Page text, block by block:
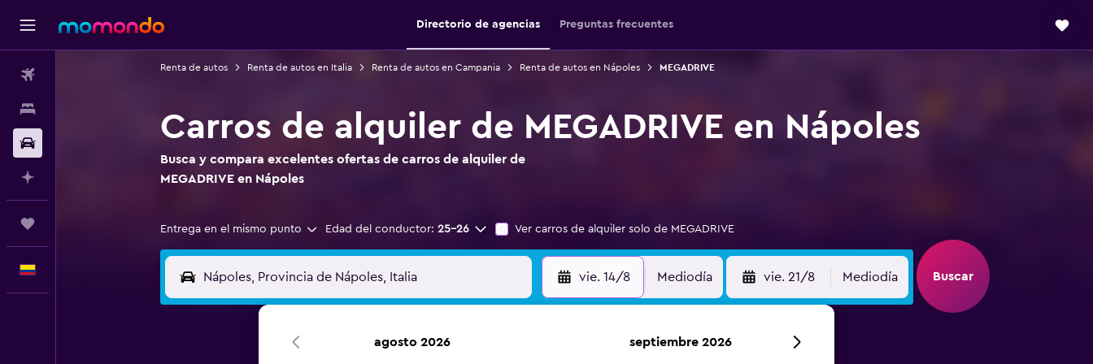
Directorio de agencias Preguntas frecuentes
Renta de autos Renta de autos en Italia Renta de autos en Campania Renta de autos en Nápoles MEGADRIVE
Carros de alquiler de MEGADRIVE en Nápoles
Busca y compara excelentes ofertas de carros de alquiler de
MEGADRIVE en Nápoles
Entrega en el mismo punto Edad del conductor: 25-26 Ver carros de alquiler solo de MEGADRIVE
vie. 14/8 Mediodía vie. 21/8 Mediodía Buscar
agosto 2026 septiembre 2026